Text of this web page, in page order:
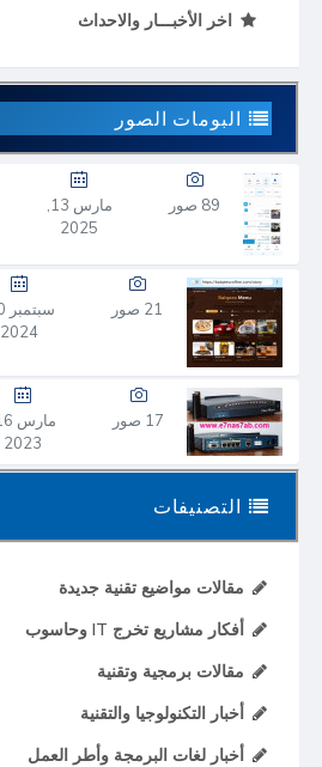
اخر الأخبـــار والاحداث
البومات الصور
89 صور
2025
21 صور
2024
17 صور
2023
التصنيفات
مقالات مواضيع تقنية جديدة
أفكار مشاريع تخرج IT وحاسوب
مقالات برمجية وتقنية
أخبار التكنولوجيا والتقنية
أخبار لغات البرمجة وأطر العمل